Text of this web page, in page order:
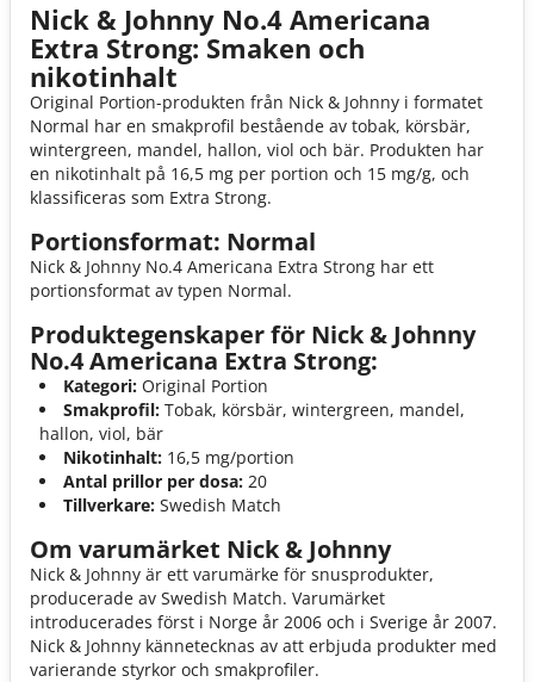
Nick & Johnny No.4 Americana
Extra Strong: Smaken och
nikotinhalt
Original Portion-produkten från Nick & Johnny i formatet
Normal har en smakprofil bestående av tobak, körsbär,
wintergreen, mandel, hallon, viol och bär. Produkten har
en nikotinhalt på 16,5 mg per portion och 15 mg/g, och
klassificeras som Extra Strong.
Portionsformat: Normal
Nick & Johnny No.4 Americana Extra Strong har ett
portionsformat av typen Normal.
Produktegenskaper för Nick & Johnny
No.4 Americana Extra Strong:
Kategori: Original Portion
Smakprofil: Tobak, körsbär, wintergreen, mandel,
hallon, viol, bär
Nikotinhalt: 16,5 mg/portion
Antal prillor per dosa: 20
Tillverkare: Swedish Match
Om varumärket Nick & Johnny
Nick & Johnny är ett varumärke för snusprodukter,
producerade av Swedish Match. Varumärket
introducerades först i Norge år 2006 och i Sverige år 2007.
Nick & Johnny kännetecknas av att erbjuda produkter med
varierande styrkor och smakprofiler.